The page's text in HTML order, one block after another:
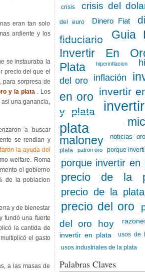
eran tan solo
ardiente y los
se instauraba la
precio del que el
para sorpresa de
y la plata . Los
una ganancia,
a buscar
se rendian y
la ayuda del
welfare. Roma
el gobierno
de la poblacion
y de bienestar
fundó una fuerte
la cantida de
el gasto
a las masas de
crisis crisis del
del euro Dinero Fiat
fiduciario Guia
Invertir En
Plata hiperinflacion
del oro inflación
en oro invertir
y plata
plata
maloney noticias oro
plata patron oro porque
porque invertir en
precio de la
precio de la
precio del oro
del oro hoy
invertir en plata usos de
usos industriales de la plata
Palabras Claves